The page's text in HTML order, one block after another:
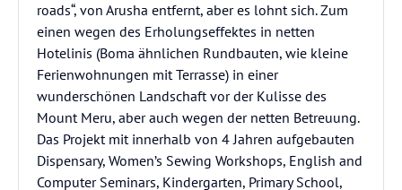
roads“, von Arusha entfernt, aber es lohnt sich. Zum
einen wegen des Erholungseffektes in netten
Hotelinis (Boma ähnlichen Rundbauten, wie kleine
Ferienwohnungen mit Terrasse) in einer
wunderschönen Landschaft vor der Kulisse des
Mount Meru, aber auch wegen der netten Betreuung.
Das Projekt mit innerhalb von 4 Jahren aufgebauten
Dispensary, Women’s Sewing Workshops, English and
Computer Seminars, Kindergarten, Primary School,